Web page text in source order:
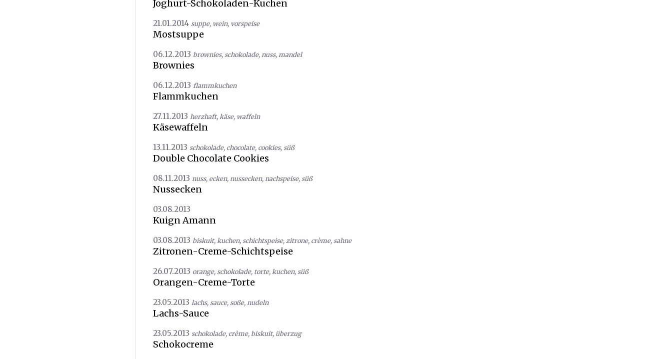
Joghurt-Schokoladen-Kuchen
21.01.2014 suppe, wein, vorspeise
Mostsuppe
06.12.2013 brownies, schokolade, nuss, mandel
Brownies
06.12.2013 flammkuchen
Flammkuchen
27.11.2013 herzhaft, käse, waffeln
Käsewaffeln
13.11.2013 schokolade, chocolate, cookies, süß
Double Chocolate Cookies
08.11.2013 nuss, ecken, nussecken, nachspeise, süß
Nussecken
03.08.2013
Kuign Amann
03.08.2013 biskuit, kuchen, schichtspeise, zitrone, crème, sahne
Zitronen-Creme-Schichtspeise
26.07.2013 orange, schokolade, torte, kuchen, süß
Orangen-Creme-Torte
23.05.2013 lachs, sauce, soße, nudeln
Lachs-Sauce
23.05.2013 schokolade, crème, biskuit, überzug
Schokocreme